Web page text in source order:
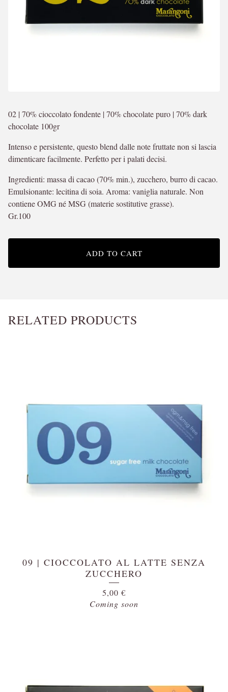
02 | 70% cioccolato fondente | 70% chocolate puro | 70% dark
chocolate 100gr
Intenso e persistente, questo blend dalle note fruttate non si lascia
dimenticare facilmente. Perfetto per i palati decisi.
Ingredienti: massa di cacao (70% min.), zucchero, burro di cacao.
Emulsionante: lecitina di soia. Aroma: vaniglia naturale. Non
contiene OMG né MSG (materie sostitutive grasse).
Gr.100
ADD TO CART
RELATED PRODUCTS
09 | CIOCCOLATO AL LATTE SENZA
ZUCCHERO
5,00 €
Coming soon